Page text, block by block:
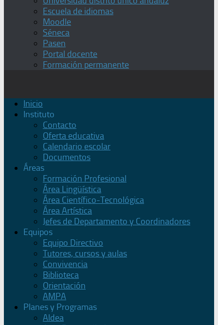
Escuela de idiomas
Moodle
Séneca
Pasen
Portal docente
Formación permanente
Inicio
Instituto
Contacto
Oferta educativa
Calendario escolar
Documentos
Áreas
Formación Profesional
Área Lingüística
Área Científico-Tecnológica
Área Artística
Jefes de Departamento y Coordinadores
Equipos
Equipo Directivo
Tutores, cursos y aulas
Convivencia
Biblioteca
Orientación
AMPA
Planes y Programas
Aldea